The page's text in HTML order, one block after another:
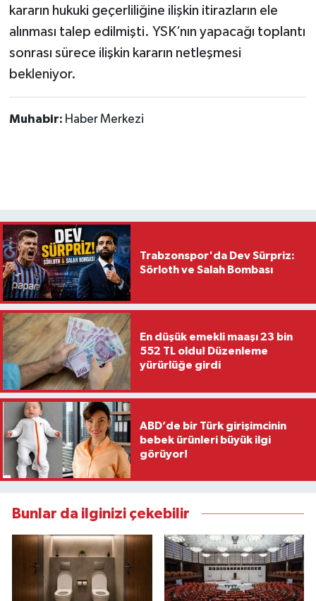
kararın hukuki geçerliliğine ilişkin itirazların ele
alınması talep edilmişti. YSK’nın yapacağı toplantı
sonrası sürece ilişkin kararın netleşmesi
bekleniyor.
Muhabir: Haber Merkezi
Trabzonspor'da Dev Sürpriz:
Sörloth ve Salah Bombası
En düşük emekli maaşı 23 bin
552 TL oldu! Düzenleme
yürürlüğe girdi
ABD’de bir Türk girişimcinin
bebek ürünleri büyük ilgi
görüyor!
Bunlar da ilginizi çekebilir